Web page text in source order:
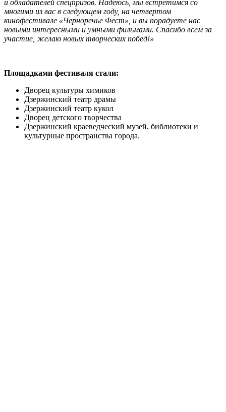
и обладателей спецпризов. Надеюсь, мы встретимся со
многими из вас в следующем году, на четвертом
кинофестивале «Черноречье Фест», и вы порадуете нас
новыми интересными и умными фильмами. Спасибо всем за
участие, желаю новых творческих побед!»
Площадками фестиваля стали:
Дворец культуры химиков
Дзержинский театр драмы
Дзержинский театр кукол
Дворец детского творчества
Дзержинский краеведческий музей, библиотеки и
культурные пространства города.